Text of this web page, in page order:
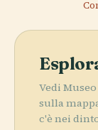
Vedi
sulla
c'è nei